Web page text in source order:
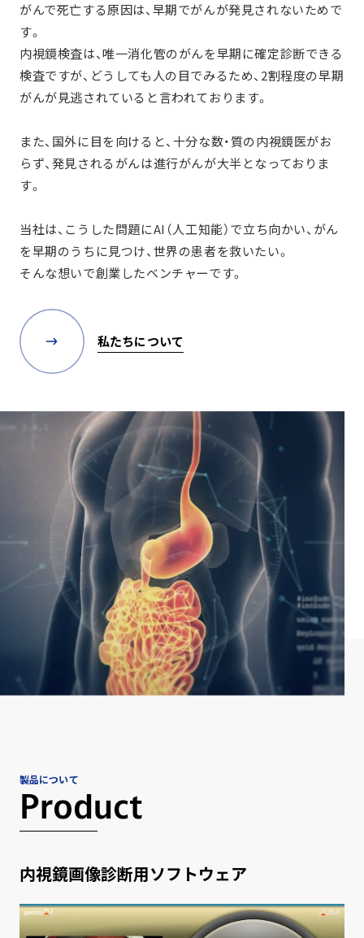
がんで死亡する原因は、早期でがんが発見されないためで
す。
内視鏡検査は、唯一消化管のがんを早期に確定診断できる
検査ですが、 どうしても人の目でみるため、2割程度の早期
がんが見逃されていると言われております。
また、国外に目を向けると、十分な数・質の内視鏡医がお
らず、発見されるがんは進行がんが大半となっておりま
す。
当社は、こうした問題にAI（人工知能）で立ち向かい、 がん
を早期のうちに見つけ、世界の患者を救いたい。
そんな想いで創業したベンチャーです。
私たちについて
製品について
Product
内視鏡画像診断用ソフトウェア